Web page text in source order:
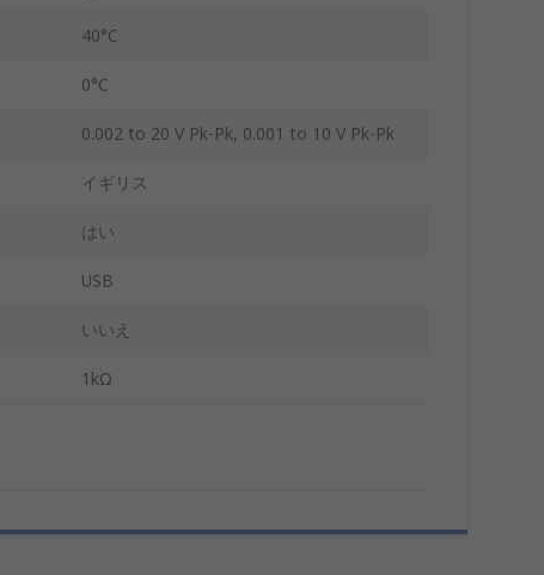
40°C
0°C
0.002 to 20 V Pk-Pk, 0.001 to 10 V Pk-Pk
イギリス
はい
USB
いいえ
1kΩ